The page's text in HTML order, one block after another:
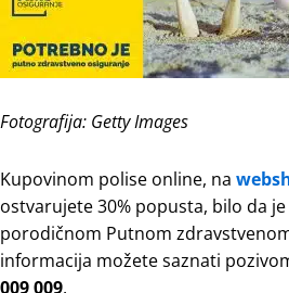
Fotografija: Getty Images
Kupovinom polise online, na
ostvarujete 30% popusta, bilo da
porodičnom Putnom
informacija možete saznati
009 009.